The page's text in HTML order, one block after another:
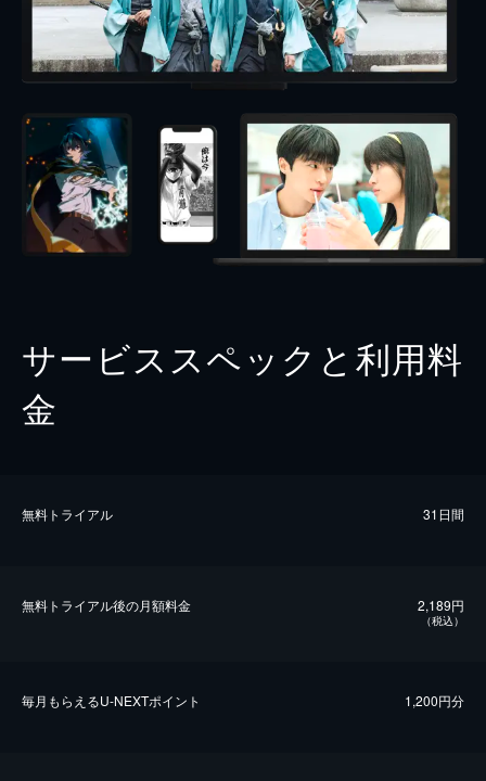
サービススペックと利用料
金
無料トライアル 31日間
無料トライアル後の⽉額料金 2,189円
（税込）
毎⽉もらえるU-NEXTポイント 1,200円分